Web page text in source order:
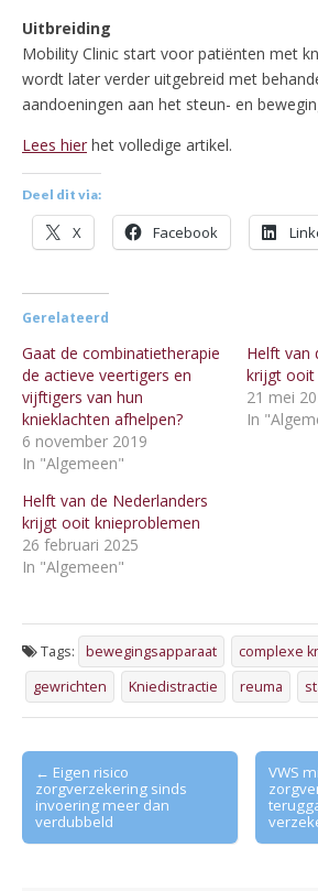
Uitbreiding
Mobility Clinic start voor patiënten met
wordt later verder uitgebreid met
aandoeningen aan het steun- en
Lees hier het volledige artikel.
Deel dit via:
X Facebook
Gerelateerd
Gaat de combinatietherapie
de actieve veertigers en
vijftigers van hun
knieklachten afhelpen?
6 november 2019
In "Algemeen"
Helft van
krijgt ooit
21 mei
In
Helft van de Nederlanders
krijgt ooit knieproblemen
26 februari 2025
In "Algemeen"
Tags: bewegingsapparaat
complexe
gewrichten
Kniedistractie reuma
Post
navigation
← Eigen risico
zorgverzekering sinds
invoering meer dan
verdubbeld
VWS